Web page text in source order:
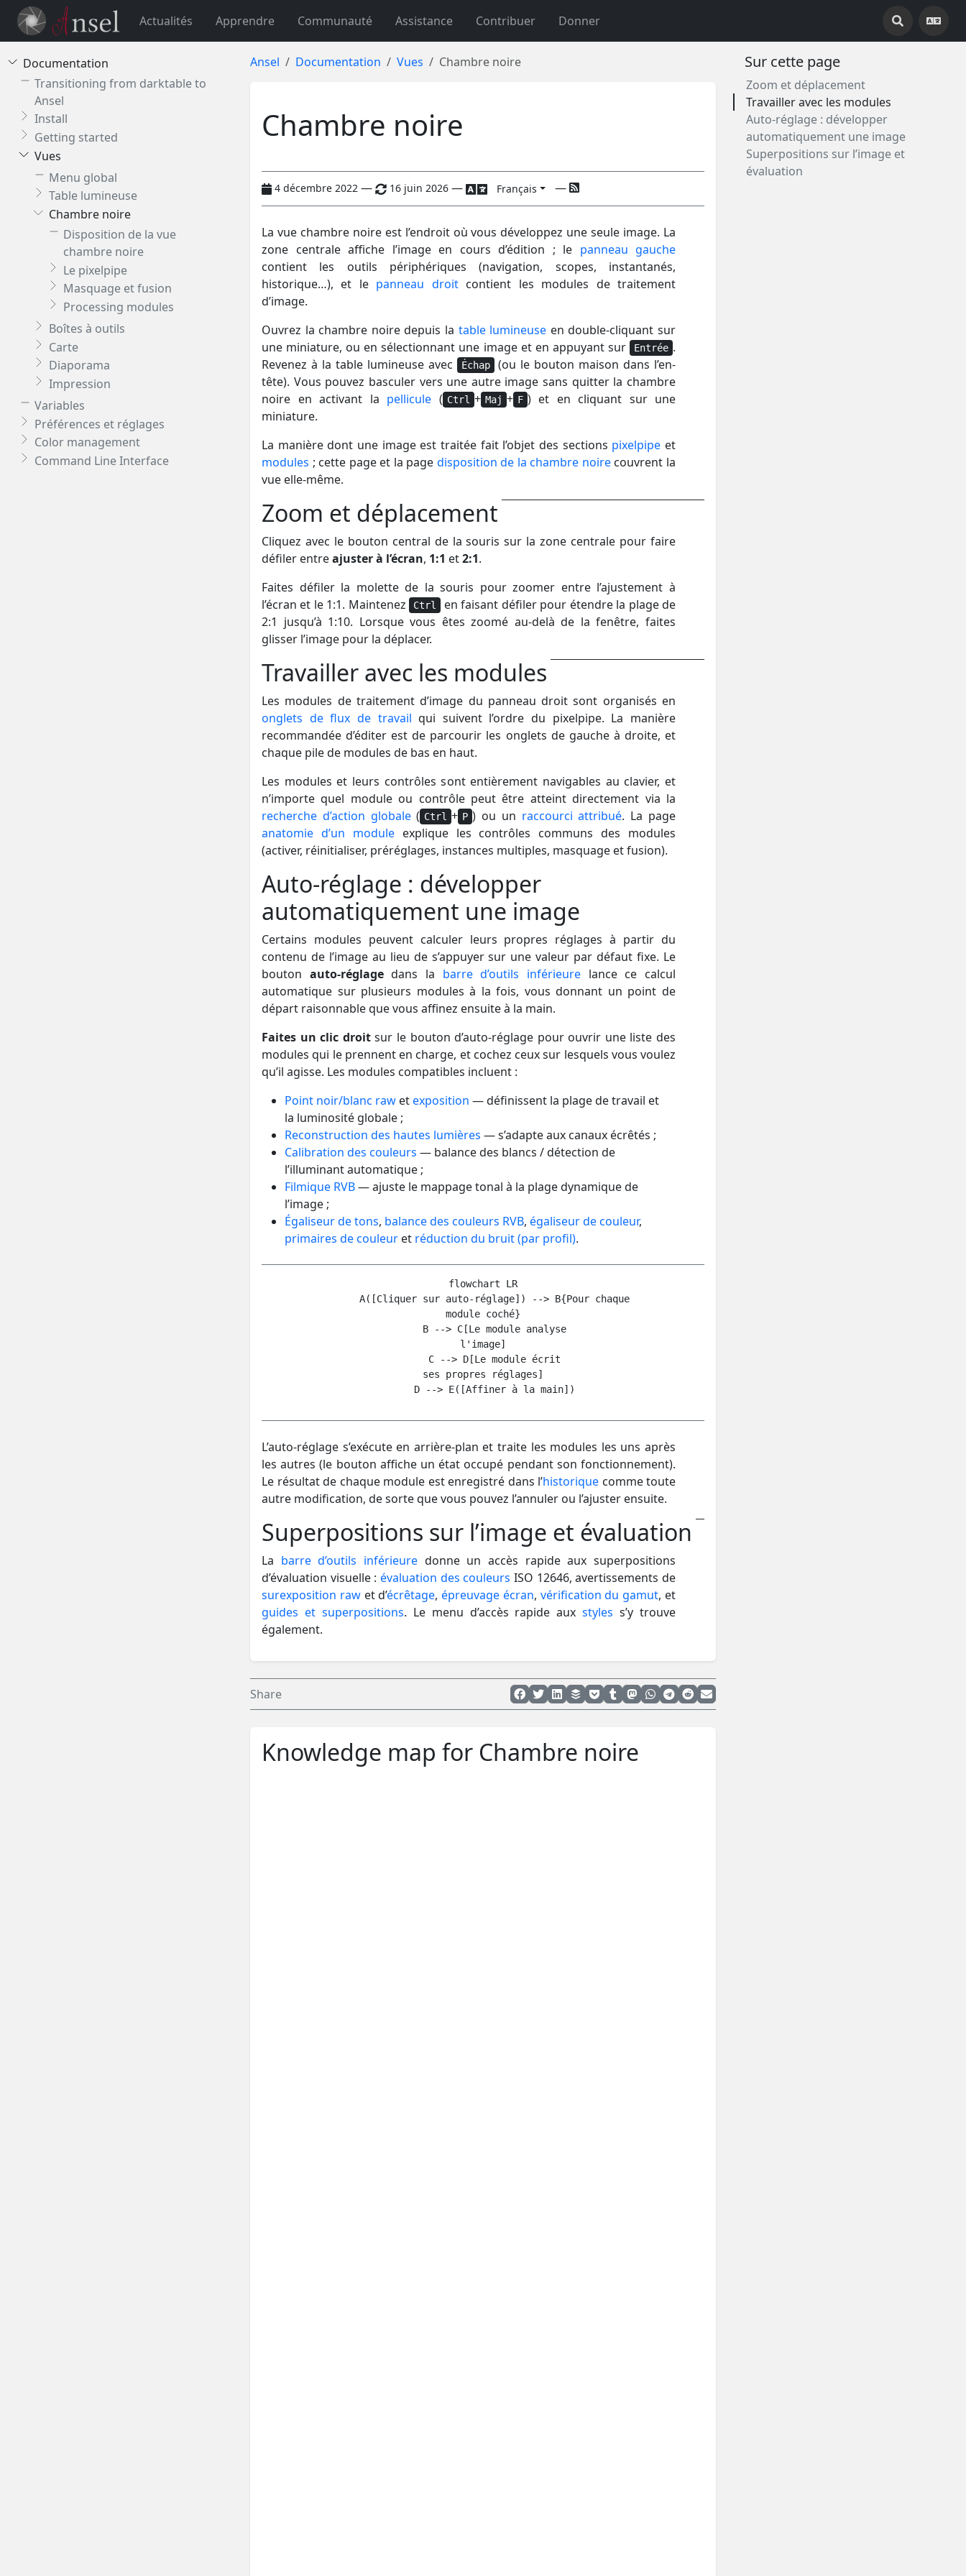
Actualités Apprendre Communauté Assistance Contribuer Donner
Documentation
Transitioning from darktable to
Ansel
Install
Getting started
Vues
Menu global
Table lumineuse
Chambre noire
Disposition de la vue
chambre noire
Le pixelpipe
Masquage et fusion
Processing modules
Boîtes à outils
Carte
Diaporama
Impression
Variables
Préférences et réglages
Color management
Command Line Interface
Ansel Documentation Vues Chambre noire
Chambre noire
4 décembre 2022 — 16 juin 2026 — Français —
La vue chambre noire est l’endroit où vous développez une seule image. La
zone centrale affiche l’image en cours d’édition ; le panneau gauche
contient les outils périphériques (navigation, scopes, instantanés,
historique…), et le panneau droitcontient les modules de traitement
d’image.
Ouvrez la chambre noire depuis la table lumineuse en double-cliquant sur
une miniature, ou en sélectionnant une image et en appuyant sur
Entrée .
Revenez à la table lumineuse avec
Échap (ou le bouton maison dans l’en-
tête). Vous pouvez basculer vers une autre image sans quitter la chambre
noire en activant la pellicule ( Ctrl + Maj + F ) et en cliquant sur une
miniature.
La manière dont une image est traitée fait l’objet des sections pixelpipe et
modules ; cette page et la page disposition de la chambre noirecouvrent la
vue elle-même.
Zoom et déplacement
Cliquez avec le bouton central de la souris sur la zone centrale pour faire
défiler entreajuster à l’écran, 1:1 et2:1.
Faites défiler la molette de la souris pour zoomer entre l’ajustement à
l’écran et le 1:1. Maintenez Ctrl
en faisant défiler pour étendre la plage de
2:1 jusqu’à 1:10. Lorsque vous êtes zoomé au-delà de la fenêtre, faites
glisser l’image pour la déplacer.
Travailler avec les modules
Les modules de traitement d’image du panneau droit sont organisés en
onglets de flux de travail qui suivent l’ordre du pixelpipe. La manière
recommandée d’éditer est de parcourir les onglets de gauche à droite, et
chaque pile de modules de bas en haut.
Les modules et leurs contrôles sont entièrement navigables au clavier, et
n’importe quel module ou contrôle peut être atteint directement via la
recherche d’action globale( Ctrl + P ) ou un raccourci attribué. La page
anatomie d’un moduleexplique les contrôles communs des modules
(activer, réinitialiser, préréglages, instances multiples, masquage et fusion).
Auto-réglage : développer
automatiquement une image
Certains modules peuvent calculer leurs propres réglages à partir du
contenu de l’image au lieu de s’appuyer sur une valeur par défaut fixe. Le
bouton auto-réglagedans la barre d’outils inférieure lance ce calcul
automatique sur plusieurs modules à la fois, vous donnant un point de
départ raisonnable que vous affinez ensuite à la main.
Faites un clic droitsur le bouton d’auto-réglage pour ouvrir une liste des
modules qui le prennent en charge, et cochez ceux sur lesquels vous voulez
qu’il agisse. Les modules compatibles incluent :
Point noir/blanc raw etexposition — définissent la plage de travail et
la luminosité globale ;
Reconstruction des hautes lumières — s’adapte aux canaux écrêtés ;
Calibration des couleurs — balance des blancs / détection de
l’illuminant automatique ;
Filmique RVB— ajuste le mappage tonal à la plage dynamique de
l’image ;
Égaliseur de tons, balance des couleurs RVB, égaliseur de couleur,
primaires de couleur et réduction du bruit (par profil).
flowchart LR
    A([Cliquer sur auto-réglage]) --> B{Pour chaque
module coché}
    B --> C[Le module analyse
l'image]
    C --> D[Le module écrit
ses propres réglages]
L’auto-réglage s’exécute en arrière-plan et traite les modules les uns après
les autres (le bouton affiche un état occupé pendant son fonctionnement).
Le résultat de chaque module est enregistré dans l’historique comme toute
autre modification, de sorte que vous pouvez l’annuler ou l’ajuster ensuite.
Superpositions sur l’image et évaluation
La barre d’outils inférieure donne un accès rapide aux superpositions
d’évaluation visuelle : évaluation des couleurs ISO 12646, avertissements de
surexposition rawet d’écrêtage,épreuvage écran, vérification du gamut, et
guides et superpositions. Le menu d’accès rapide auxstyles s’y trouve
également.
Share
Knowledge map for Chambre noire
Sur cette page
Zoom et déplacement
Travailler avec les modules
Auto-réglage : développer
automatiquement une image
Superpositions sur l’image et
évaluation